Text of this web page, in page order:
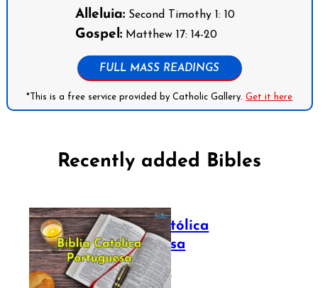
Alleluia: Second Timothy 1: 10
Gospel: Matthew 17: 14-20
FULL MASS READINGS
*This is a free service provided by Catholic Gallery.Get it here
Recently added Bibles
Bíblia Católica
Portuguesa
July 16, 2025